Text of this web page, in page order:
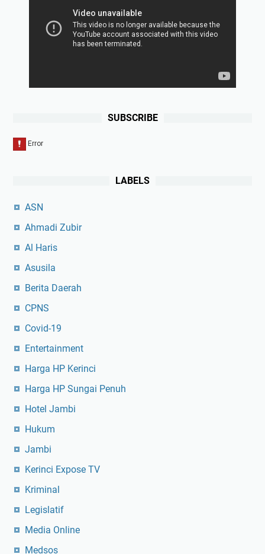
SUBSCRIBE
LABELS
ASN
Ahmadi Zubir
Al Haris
Asusila
Berita Daerah
CPNS
Covid-19
Entertainment
Harga HP Kerinci
Harga HP Sungai Penuh
Hotel Jambi
Hukum
Jambi
Kerinci Expose TV
Kriminal
Legislatif
Media Online
Medsos